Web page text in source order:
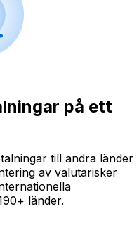
på ett
till andra länder
av valutarisker
länder.